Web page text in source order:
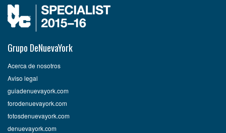
Grupo DeNuevaYork
Acerca de nosotros
Aviso legal
guiadenuevayork.com
forodenuevayork.com
fotosdenuevayork.com
denuevayork.com